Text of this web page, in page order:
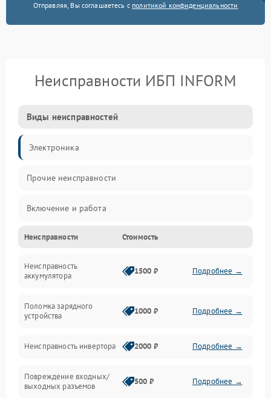
Отправляя, Вы соглашаетесь с политикой конфиденциальности
Неисправности ИБП INFORM
Виды неисправностей
Электроника
Прочие неисправности
Включение и работа
Работа с нагрузкой
Звук и индикация
Механические повреждения
Неисправности Стоимость
Неисправность
аккумулятора
1500 ₽ Подробнее →
Поломка зарядного
устройства
1000 ₽ Подробнее →
Неисправность инвертора 2000 ₽ Подробнее →
Повреждение входных/
выходных разъемов
500 ₽ Подробнее →